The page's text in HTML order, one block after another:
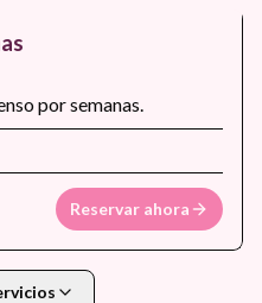
por semanas.
Reservar ahora